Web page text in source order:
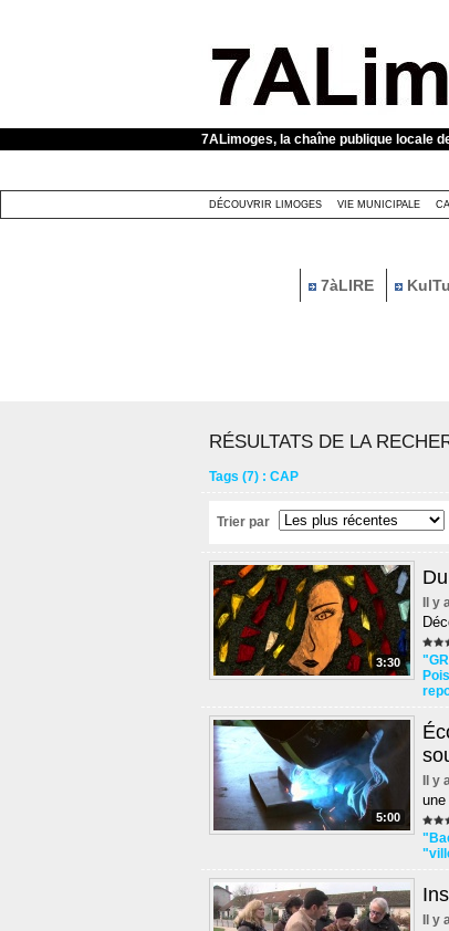
7ALimoges, la chaîne publique locale
DÉCOUVRIR LIMOGES VIE MUNICIPALE
7àLIRE
RÉSULTATS DE LA
Tags (7) : CAP
Trier par
3:30
Il y
5:00
Il y
une
Il y